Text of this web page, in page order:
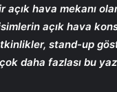
açık hava mekanı
açık hava
stand-up
daha fazlası bu